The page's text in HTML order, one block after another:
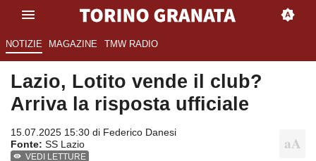
NOTIZIE MAGAZINE TMW RADIO
Lazio, Lotito vende il club?
Arriva la risposta ufficiale
15.07.2025 15:30 di Federico Danesi
Fonte: SS Lazio
VEDI LETTURE